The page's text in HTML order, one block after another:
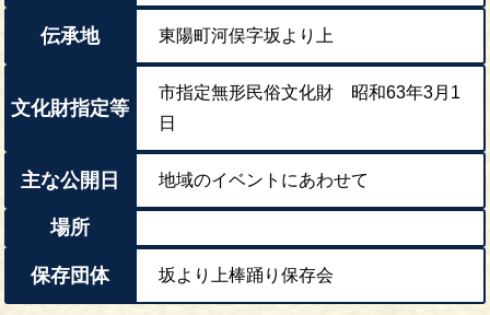
伝承地 東陽町河俣字坂より上
文化財指定等
市指定無形民俗文化財 昭和63年3月1
日
主な公開日 地域のイベントにあわせて
場所
保存団体 坂より上棒踊り保存会